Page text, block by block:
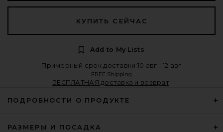
КУПИТЬ СЕЙЧАС
Add to My Lists
Примерный срок доставки:10 авг - 12 авг
FREE Shipping
БЕСПЛАТНАЯ доставка и возврат
ПОДРОБНОСТИ О ПРОДУКТЕ
РАЗМЕРЫ И ПОСАДКА